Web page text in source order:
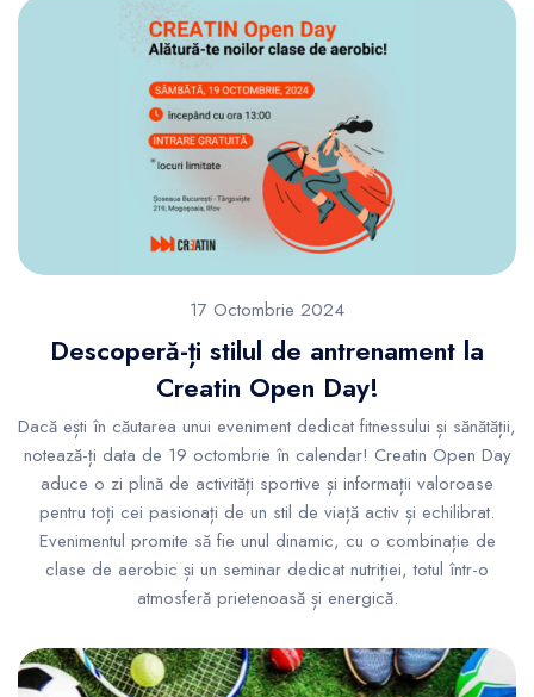
17 Octombrie 2024
Descoperă-ți stilul de antrenament la
Creatin Open Day!
Dacă ești în căutarea unui eveniment dedicat fitnessului și sănătății,
notează-ți data de 19 octombrie în calendar! Creatin Open Day
aduce o zi plină de activități sportive și informații valoroase
pentru toți cei pasionați de un stil de viață activ și echilibrat.
Evenimentul promite să fie unul dinamic, cu o combinație de
clase de aerobic și un seminar dedicat nutriției, totul într-o
atmosferă prietenoasă și energică.